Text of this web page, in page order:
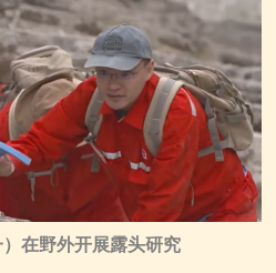
在野外开展露头研究